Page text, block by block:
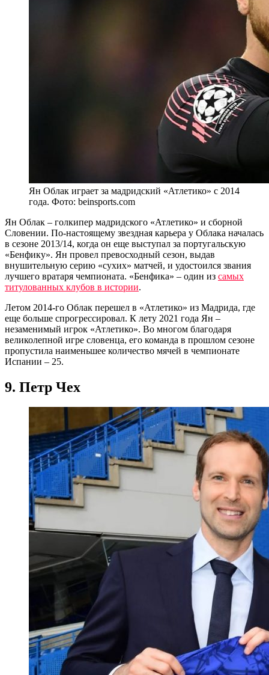
Ян Облак играет за мадридский «Атлетико» с 2014
года. Фото: beinsports.com
Ян Облак – голкипер мадридского «Атлетико» и сборной
Словении. По-настоящему звездная карьера у Облака началась
в сезоне 2013/14, когда он еще выступал за португальскую
«Бенфику». Ян провел превосходный сезон, выдав
внушительную серию «сухих» матчей, и удостоился звания
лучшего вратаря чемпионата. «Бенфика» – один из самых
титулованных клубов в истории.
Летом 2014-го Облак перешел в «Атлетико» из Мадрида, где
еще больше спрогрессировал. К лету 2021 года Ян –
незаменимый игрок «Атлетико». Во многом благодаря
великолепной игре словенца, его команда в прошлом сезоне
пропустила наименьшее количество мячей в чемпионате
Испании – 25.
9. Петр Чех